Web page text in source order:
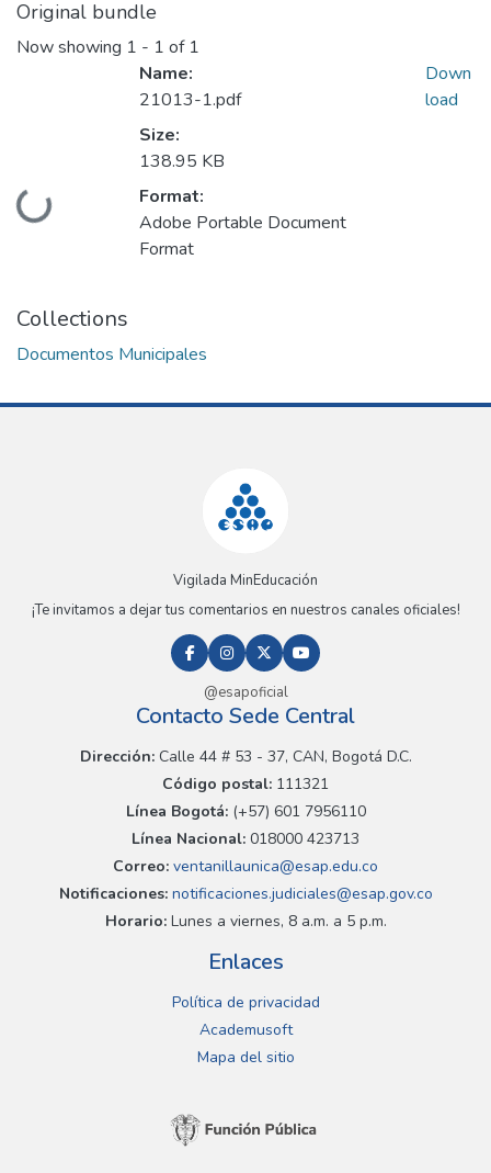
Original bundle
Now showing 1 - 1 of 1
Loading...
Name:
21013-1.pdf
Size:
138.95 KB
Format:
Adobe Portable Document
Format
Down
load
Collections
Documentos Municipales
Vigilada MinEducación
¡Te invitamos a dejar tus comentarios en nuestros canales oficiales!
@esapoficial
Contacto Sede Central
Dirección:Calle 44 # 53 - 37, CAN, Bogotá D.C.
Código postal: 111321
Línea Bogotá:(+57) 601 7956110
Línea Nacional: 018000 423713
Correo: ventanillaunica@esap.edu.co
Notificaciones:notificaciones.judiciales@esap.gov.co
Horario:Lunes a viernes, 8 a.m. a 5 p.m.
Enlaces
Política de privacidad
Academusoft
Mapa del sitio